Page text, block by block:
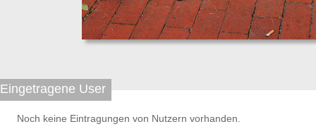
Eingetragene User
Noch keine Eintragungen von Nutzern vorhanden.